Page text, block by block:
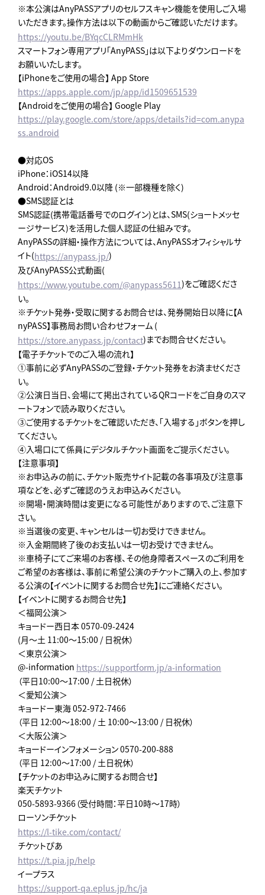
※本公演はAnyPASSアプリのセルフスキャン機能を使用しご入場
いただきます。操作方法は以下の動画からご確認いただけます。
https://youtu.be/BYqcCLRMmHk
スマートフォン専用アプリ「AnyPASS」は以下よりダウンロードを
お願いいたします。
【iPhoneをご使用の場合】 App Store
https://apps.apple.com/jp/app/id1509651539
【Androidをご使用の場合】 Google Play
https://play.google.com/store/apps/details?id=com.anypa
ss.android
●対応OS
iPhone：iOS14以降
Android：Android9.0以降 (※一部機種を除く)
●SMS認証とは
SMS認証(携帯電話番号でのログイン)とは、SMS(ショートメッセ
ージサービス)を活用した個人認証の仕組みです。
AnyPASSの詳細・操作方法については、AnyPASSオフィシャルサ
イト(https://anypass.jp/)
及びAnyPASS公式動画(
https://www.youtube.com/@anypass5611)をご確認くださ
い。
※チケット発券・受取に関するお問合せは、発券開始日以降に【A
nyPASS】事務局お問い合わせフォーム (
https://store.anypass.jp/contact)までお問合せください。
【電子チケットでのご入場の流れ】
①事前に必ずAnyPASSのご登録・チケット発券をお済ませくださ
い。
②公演日当日、会場にて掲出されているQRコードをご自身のスマ
ートフォンで読み取りください。
③ご使用するチケットをご確認いただき、「入場する」ボタンを押し
てください。
④入場口にて係員にデジタルチケット画面をご提示ください。
【注意事項】
※お申込みの前に、チケット販売サイト記載の各事項及び注意事
項などを、必ずご確認のうえお申込みください。
※開場・開演時間は変更になる可能性がありますので、ご注意下
さい。
※当選後の変更、キャンセルは一切お受けできません。
※入金期間終了後のお支払いは一切お受けできません。
※車椅子にてご来場のお客様、その他身障者スペースのご利用を
ご希望のお客様は、事前に希望公演のチケットご購入の上、参加す
る公演の【イベントに関するお問合せ先】にご連絡ください。
【イベントに関するお問合せ先】
＜福岡公演＞
キョードー西日本 0570-09-2424
(月～土 11:00～15:00 / 日祝休）
＜東京公演＞
@-information https://supportform.jp/a-information
（平日10:00～17:00 / 土日祝休）
＜愛知公演＞
キョードー東海 052-972-7466
（平日 12:00～18:00 / 土 10:00～13:00 / 日祝休）
＜大阪公演＞
キョードーインフォメーション 0570-200-888
（平日 12:00～17:00 / 土日祝休）
【チケットのお申込みに関するお問合せ】
楽天チケット
050-5893-9366（受付時間：平日10時～17時）
ローソンチケット
https://l-tike.com/contact/
チケットぴあ
https://t.pia.jp/help
イープラス
https://support-qa.eplus.jp/hc/ja